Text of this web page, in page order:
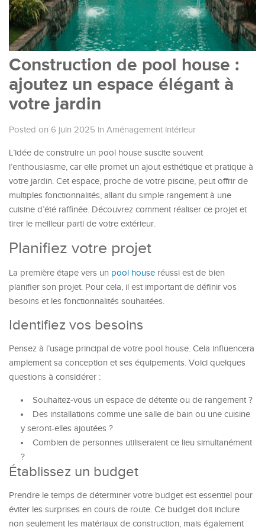
Construction de pool house :
ajoutez un espace élégant à
votre jardin
Posted on 6 juin 2025 in Aménagement intérieur
L’idée de construire un pool house suscite souvent
l’enthousiasme, car elle promet un ajout esthétique et pratique à
votre jardin. Cet espace, proche de votre piscine, peut offrir de
multiples fonctionnalités, allant du simple rangement à une
cuisine d’été raffinée. Découvrez comment réaliser ce projet et
tirer le meilleur parti de votre extérieur.
Planifiez votre projet
La première étape vers un pool house réussi est de bien
planifier son projet. Pour cela, il est important de définir vos
besoins et les fonctionnalités souhaitées.
Identifiez vos besoins
Pensez à l’usage principal de votre pool house. Cela influencera
amplement sa conception et ses équipements. Voici quelques
questions à considérer :
Souhaitez-vous un espace de détente ou de rangement ?
Des installations comme une salle de bain ou une cuisine
y seront-elles ajoutées ?
Combien de personnes utiliseraient ce lieu simultanément
?
Établissez un budget
Prendre le temps de déterminer votre budget est essentiel pour
éviter les surprises en cours de route. Ce budget doit inclure
non seulement les matériaux de construction, mais également